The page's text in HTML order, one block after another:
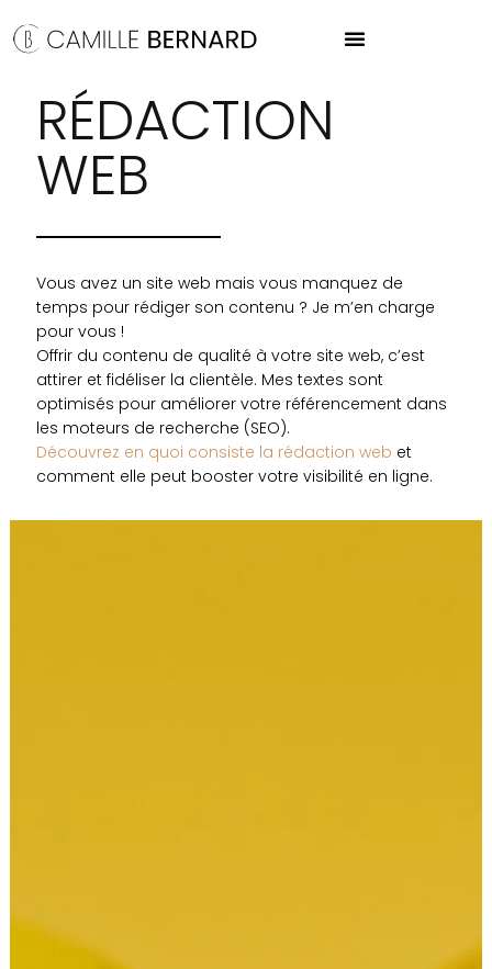
RÉDACTION
WEB
Vous avez un site web mais vous manquez de
temps pour rédiger son contenu ? Je m’en charge
pour vous !
Offrir du contenu de qualité à votre site web, c’est
attirer et fidéliser la clientèle. Mes textes sont
optimisés pour améliorer votre référencement dans
les moteurs de recherche (SEO).
Découvrez en quoi consiste la rédaction web et
comment elle peut booster votre visibilité en ligne.